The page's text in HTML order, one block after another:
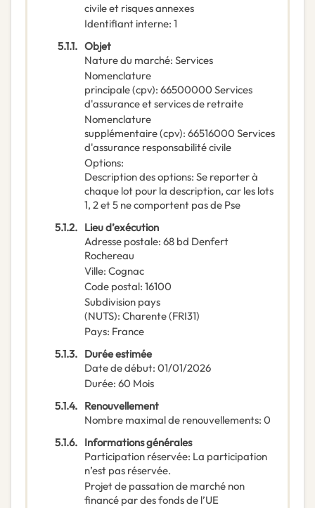
civile et risques annexes
Identifiant interne: 1
5.1.1. Objet
Nature du marché: Services
Nomenclature
principale(cpv): 66500000 Services
d'assurance et services de retraite
Nomenclature
supplémentaire(cpv): 66516000 Services
d'assurance responsabilité civile
Options:
Description des options: Se reporter à
chaque lot pour la description, car les lots
1, 2 et 5 ne comportent pas de Pse
5.1.2. Lieu d’exécution
Adresse postale: 68 bd Denfert
Rochereau
Ville: Cognac
Code postal: 16100
Subdivision pays
(NUTS): Charente(FRI31)
Pays: France
5.1.3. Durée estimée
Date de début: 01/01/2026
Durée: 60 Mois
5.1.4. Renouvellement
Nombre maximal de renouvellements: 0
5.1.6. Informations générales
Participation réservée: La participation
n’est pas réservée.
Projet de passation de marché non
financé par des fonds de l’UE